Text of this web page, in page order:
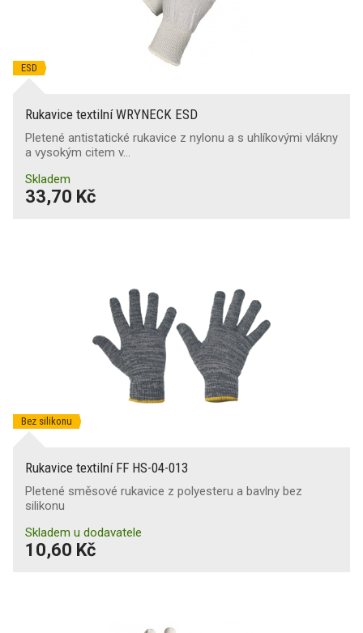
ESD
Rukavice textilní WRYNECK ESD
Pletené antistatické rukavice z nylonu a s uhlíkovými vlákny
a vysokým citem v…
Skladem
33,70 Kč
Bez silikonu
Rukavice textilní FF HS-04-013
Pletené směsové rukavice z polyesteru a bavlny bez
silikonu
Skladem u dodavatele
10,60 Kč